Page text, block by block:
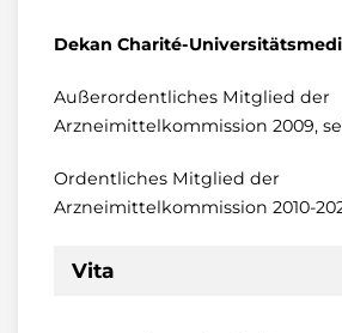
Dekan Charité-
Außerordentliches Mitglied der
Arzneimittelkommission 2009,
Ordentliches Mitglied der
Arzneimittelkommission 2010-
Vita